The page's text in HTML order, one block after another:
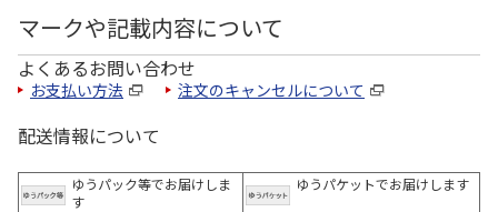
マークや記載内容について
よくあるお問い合わせ
お支払い方法 注文のキャンセルについて
配送情報について
ゆうパック等でお届けしま
す
ゆうパケットでお届けします